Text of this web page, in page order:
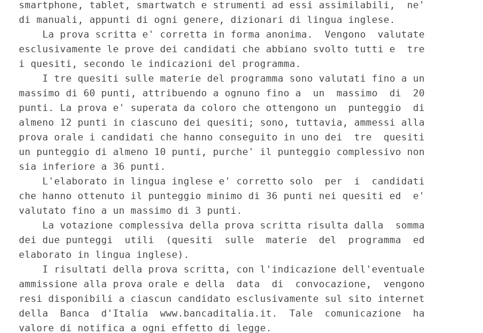
smartphone, tablet, smartwatch e strumenti ad essi assimilabili,  ne'
di manuali, appunti di ogni genere, dizionari di lingua inglese.
    La prova scritta e' corretta in forma anonima.  Vengono  valutate
esclusivamente le prove dei candidati che abbiano svolto tutti e  tre
i quesiti, secondo le indicazioni del programma.
    I tre quesiti sulle materie del programma sono valutati fino a un
massimo di 60 punti, attribuendo a ognuno fino a  un  massimo  di  20
punti. La prova e' superata da coloro che ottengono un  punteggio  di
almeno 12 punti in ciascuno dei quesiti; sono, tuttavia, ammessi alla
prova orale i candidati che hanno conseguito in uno dei  tre  quesiti
un punteggio di almeno 10 punti, purche' il punteggio complessivo non
sia inferiore a 36 punti.
    L'elaborato in lingua inglese e' corretto solo  per  i  candidati
che hanno ottenuto il punteggio minimo di 36 punti nei quesiti ed  e'
valutato fino a un massimo di 3 punti.
    La votazione complessiva della prova scritta risulta dalla  somma
dei due punteggi  utili  (quesiti  sulle  materie  del  programma  ed
elaborato in lingua inglese).
    I risultati della prova scritta, con l'indicazione dell'eventuale
ammissione alla prova orale e della  data  di  convocazione,  vengono
resi disponibili a ciascun candidato esclusivamente sul sito internet
della  Banca  d'Italia  www.bancaditalia.it.  Tale  comunicazione  ha
valore di notifica a ogni effetto di legge.